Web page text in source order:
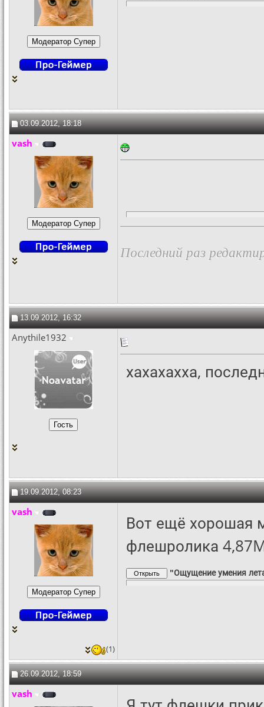
03.09.2012, 18:18
vash
Последний раз
13.09.2012, 16:32
Anythile1932
хахахахха,
19.09.2012, 08:23
vash
Вот ещё хорошая
флешролика
"Ощущение умения
(1)
26.09.2012, 18:59
vash